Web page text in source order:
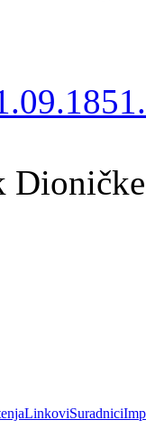
LinkoviSuradnici